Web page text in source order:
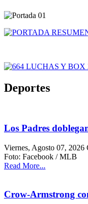
Deportes
Los Padres
Viernes, Agosto 07, 2026
Foto: Facebook / MLB
Read More...
Crow-Armstrong